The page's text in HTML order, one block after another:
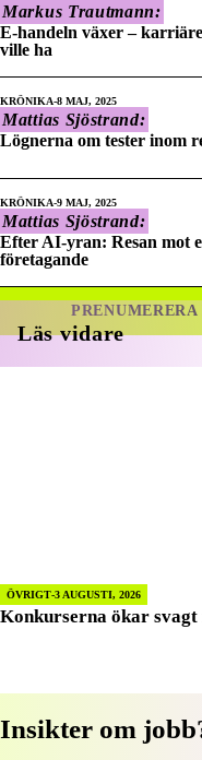
Markus Trautmann:
E-handeln växer –
ville ha
KRÖNIKA 8 MAJ, 2025
Mattias Sjöstrand:
Lögnerna om tester inom
KRÖNIKA 9 MAJ, 2025
Mattias Sjöstrand:
Efter AI-yran: Resan mot
företagande
Läs vidare
ÖVRIGT 3 AUGUSTI, 2026
Konkurserna ökar
Insikter om